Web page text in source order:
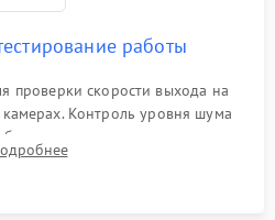
работы
проверки скорости выхода на
Контроль уровня шума
стенок и корректного
автоматической оттайки.